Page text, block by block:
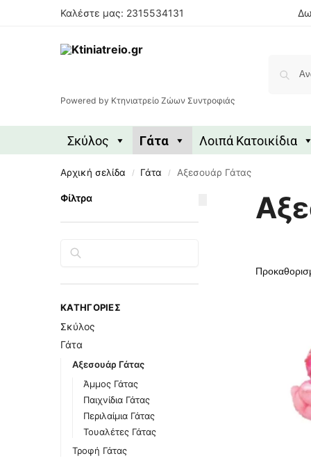
Καλέστε μας: 2315534131
Powered by Κτηνιατρείο Ζώων Συντροφιάς
Σκύλος Γάτα Λοιπά Κατοικίδια
Αρχική σελίδα / Γάτα / Αξεσουάρ Γάτας
Φίλτρα
ΚΑΤΗΓΟΡΊΕΣ
Σκύλος
Γάτα
Αξεσουάρ Γάτας
Άμμος Γάτας
Παιχνίδια Γάτας
Περιλαίμια Γάτας
Τουαλέτες Γάτας
Τροφή Γάτας